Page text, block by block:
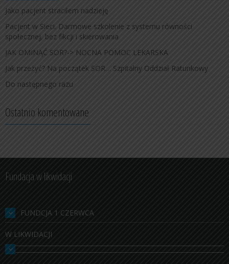
Jako pacjent straciłem nadzieję
Pacjent w Sieci. Darmowe szkolenie z systemu równości
społecznej, bez fikcji i skierowania
JAK OMINĄĆ SOR?-> NOCNA POMOC LEKARSKA
Jak przeżyć? Na początek SOR… Szpitalny Oddział Ratunkowy
Do następnego razu
Ostatnio komentowane
Fundacja w likwidacji
FUNDCJA 1 CZERWCA
W LIKWIDACJI